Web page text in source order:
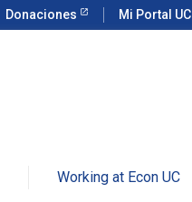
Donaciones Mi Portal UC
Working at Econ UC